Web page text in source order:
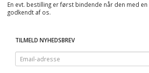
En evt. bestilling er først bindende når den med
godkendt af os.
TILMELD NYHEDSBREV
Email-
adresse